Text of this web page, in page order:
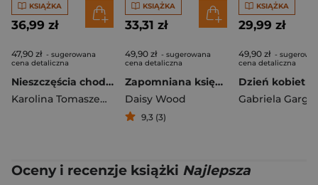
KSIĄŻKA
36,99 zł
47,90 zł - sugerowana
cena detaliczna
Nieszczęścia chodzą parami. Amor fati. Tom 3
Karolina Tomaszewska
KSIĄŻKA
33,31 zł
49,90 zł - sugerowana
cena detaliczna
Zapomniana księgarnia w Paryżu
Daisy Wood
9,3 (3)
KSIĄŻKA
29,99 zł
49,90 zł -
cena detaliczna
Dzień kobiet
Gabriela
Oceny i recenzje książki Najlepsza